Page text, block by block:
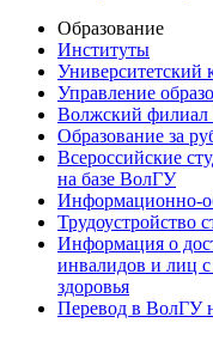
Образование
Институты
Университетский
Управление
Волжский
Образование за
Всероссийские
на базе ВолГУ
Информационно-
Трудоустройство
Информация о
инвалидов и лиц
здоровья
Перевод в ВолГУ